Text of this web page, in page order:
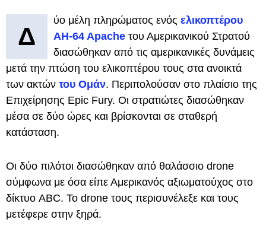
Δ
ύο μέλη πληρώματος ενός ελικοπτέρου
AH-64 Apache του Αμερικανικού Στρατού
διασώθηκαν από τις αμερικανικές δυνάμεις
μετά την πτώση του ελικοπτέρου τους στα ανοικτά
των ακτών του Ομάν. Περιπολούσαν στο πλαίσιο της
Επιχείρησης Epic Fury. Οι στρατιώτες διασώθηκαν
μέσα σε δύο ώρες και βρίσκονται σε σταθερή
κατάσταση.
Οι δύο πιλότοι διασώθηκαν από θαλάσσιο drone
σύμφωνα με όσα είπε Αμερικανός αξιωματούχος στο
δίκτυο ABC. Το drone τους περισυνέλεξε και τους
μετέφερε στην ξηρά.